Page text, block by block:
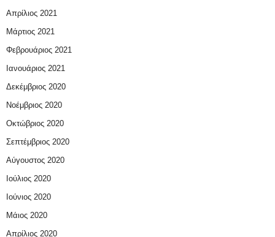
Απρίλιος 2021
Μάρτιος 2021
Φεβρουάριος 2021
Ιανουάριος 2021
Δεκέμβριος 2020
Νοέμβριος 2020
Οκτώβριος 2020
Σεπτέμβριος 2020
Αύγουστος 2020
Ιούλιος 2020
Ιούνιος 2020
Μάιος 2020
Απρίλιος 2020